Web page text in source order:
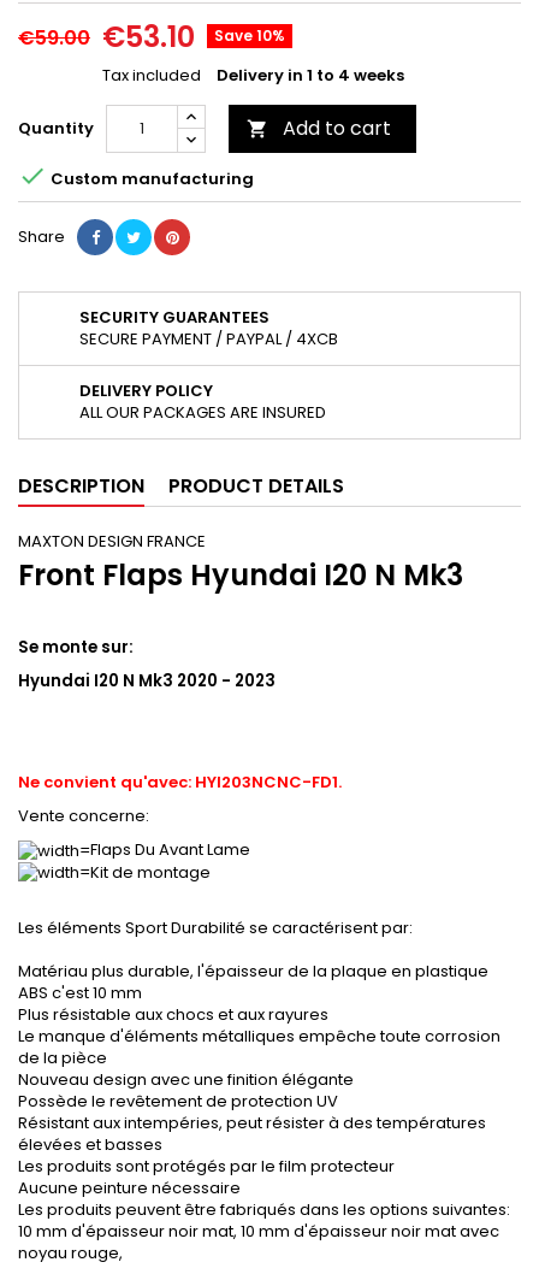
€59.00 €53.10 Save 10%
Tax included Delivery in 1 to 4 weeks
Quantity  Add to cart
 Custom manufacturing
Share
SECURITY GUARANTEES
SECURE PAYMENT / PAYPAL / 4XCB
DELIVERY POLICY
ALL OUR PACKAGES ARE INSURED
DESCRIPTION PRODUCT DETAILS
MAXTON DESIGN FRANCE
Front Flaps Hyundai I20 N Mk3
Se monte sur:
Hyundai I20 N Mk3 2020 - 2023
Ne convient qu'avec: HYI203NCNC-FD1.
Vente concerne:
Flaps Du Avant Lame
Kit de montage
Les éléments Sport Durabilité se caractérisent par:
Matériau plus durable, l'épaisseur de la plaque en plastique
ABS c'est 10 mm
Plus résistable aux chocs et aux rayures
Le manque d'éléments métalliques empêche toute corrosion
de la pièce
Nouveau design avec une finition élégante
Possède le revêtement de protection UV
Résistant aux intempéries, peut résister à des températures
élevées et basses
Les produits sont protégés par le film protecteur
Aucune peinture nécessaire
Les produits peuvent être fabriqués dans les options suivantes:
10 mm d'épaisseur noir mat, 10 mm d'épaisseur noir mat avec
noyau rouge,